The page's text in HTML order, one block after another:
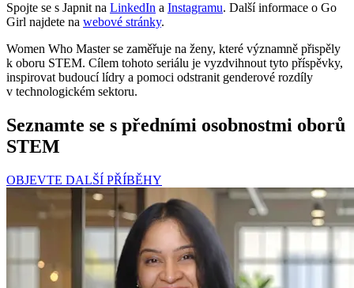
Spojte se s Japnit na LinkedIn a Instagramu. Další informace o Go
Girl najdete na webové stránky.
Women Who Master se zaměřuje na ženy, které významně přispěly
k oboru STEM. Cílem tohoto seriálu je vyzdvihnout tyto příspěvky,
inspirovat budoucí lídry a pomoci odstranit genderové rozdíly
v technologickém sektoru.
Seznamte se s předními osobnostmi oborů
STEM
OBJEVTE DALŠÍ PŘÍBĚHY